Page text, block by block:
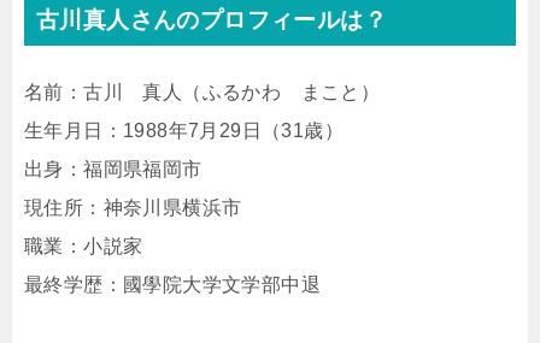
古川真人さんのプロフィールは？
名前：古川 真人（ふるかわ まこと）
生年月日：1988年7月29日（31歳）
出身：福岡県福岡市
現住所：神奈川県横浜市
職業：小説家
最終学歴：國學院大学文学部中退